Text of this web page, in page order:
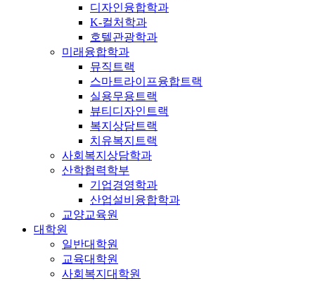
디자인융합학과
K-컬처학과
호텔관광학과
미래융합학과
뮤직트랙
스마트라이프융합트랙
실용무용트랙
뷰티디자인트랙
복지상담트랙
치유복지트랙
사회복지상담학과
산학협력학부
기업경영학과
산업설비융합학과
교양교육원
대학원
일반대학원
교육대학원
사회복지대학원